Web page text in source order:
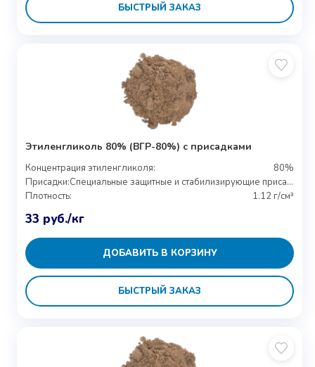
БЫСТРЫЙ ЗАКАЗ
Этиленгликоль 80% (ВГР-80%) с присадками
Концентрация этиленгликоля:
80%
Присадки:
Специальные защитные и стабилизирующие присадки
Плотность:
1.12 г/см³
33 руб./кг
ДОБАВИТЬ В КОРЗИНУ
БЫСТРЫЙ ЗАКАЗ